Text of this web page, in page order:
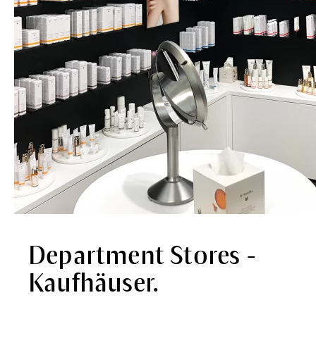
Department Stores -
Kaufhäuser.